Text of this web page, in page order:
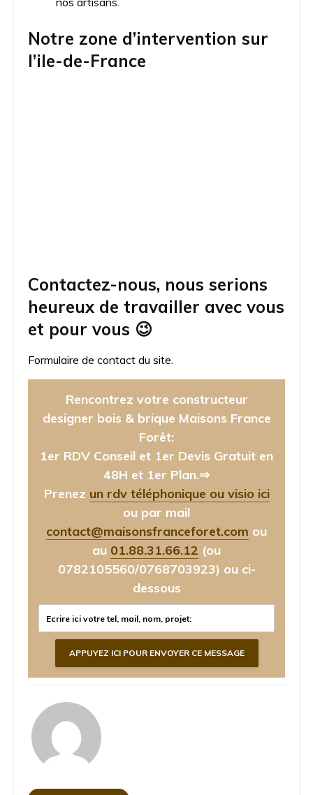
Notre zone d’intervention sur
l’ile-de-France
Contactez-nous, nous serions
heureux de travailler avec vous
et pour vous 😉
Formulaire de contact du site.
Rencontrez votre constructeur
designer bois & brique Maisons France
Forêt:
1er RDV Conseil et 1er Devis Gratuit en
48H et 1er Plan.⇒
Prenez un rdv téléphonique ou visio ici
ou par mail
contact@maisonsfranceforet.com ou
au 01.88.31.66.12 (ou
0782105560/0768703923) ou ci-
dessous